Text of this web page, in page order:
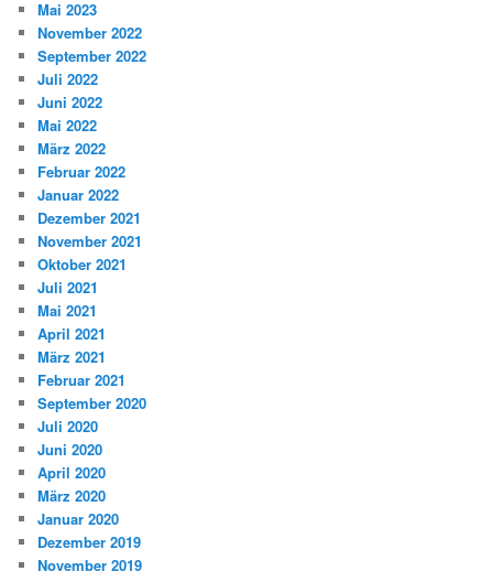
Mai 2023
November 2022
September 2022
Juli 2022
Juni 2022
Mai 2022
März 2022
Februar 2022
Januar 2022
Dezember 2021
November 2021
Oktober 2021
Juli 2021
Mai 2021
April 2021
März 2021
Februar 2021
September 2020
Juli 2020
Juni 2020
April 2020
März 2020
Januar 2020
Dezember 2019
November 2019